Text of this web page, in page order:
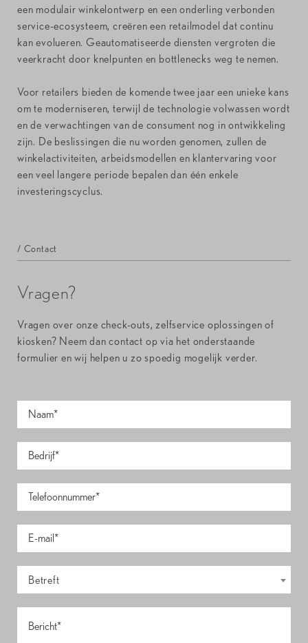
een modulair winkelontwerp en een onderling verbonden
service-ecosysteem, creëren een retailmodel dat continu
kan evolueren. Geautomatiseerde diensten vergroten die
veerkracht door knelpunten en bottlenecks weg te nemen.
Voor retailers bieden de komende twee jaar een unieke kans
om te moderniseren, terwijl de technologie volwassen wordt
en de verwachtingen van de consument nog in ontwikkeling
zijn. De beslissingen die nu worden genomen, zullen de
winkelactiviteiten, arbeidsmodellen en klantervaring voor
een veel langere periode bepalen dan één enkele
investeringscyclus.
/ Contact
Vragen?
Vragen over onze check-outs, zelfservice oplossingen of
kiosken? Neem dan contact op via het onderstaande
formulier en wij helpen u zo spoedig mogelijk verder.
Betreft